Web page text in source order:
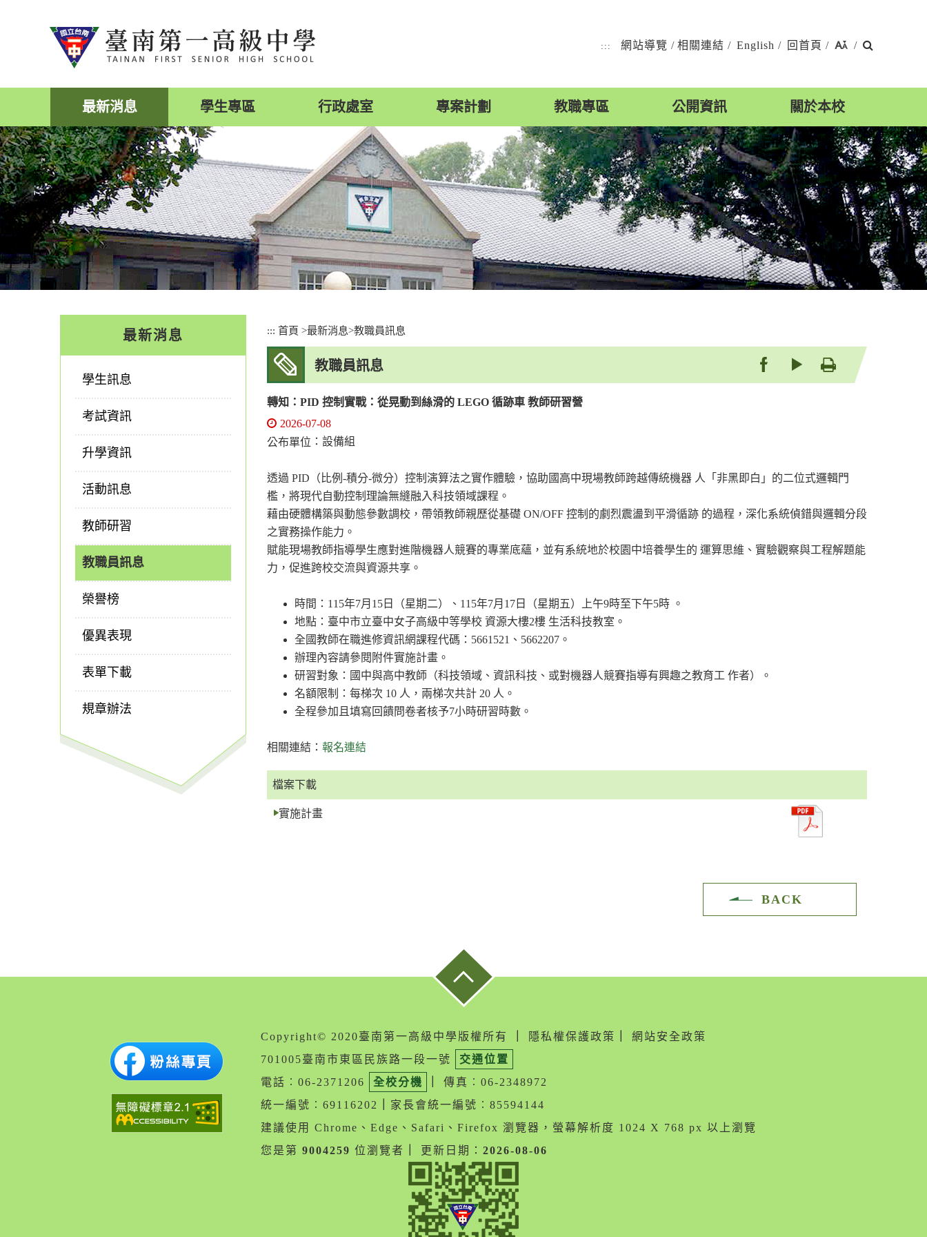
::: 網站導覽 / 相關連結 / English / 回首頁 / /
最新消息 學生專區 行政處室 專案計劃 教職專區 公開資訊 關於本校
:::
最新消息
學生訊息
考試資訊
升學資訊
活動訊息
教師研習
教職員訊息
榮譽榜
優異表現
表單下載
規章辦法
::: 首頁 >最新消息>教職員訊息
教職員訊息
轉知：PID 控制實戰：從晃動到絲滑的 LEGO 循跡車 教師研習營
2026-07-08
公布單位 ：設備組
透過 PID（比例-積分-微分）控制演算法之實作體驗，協助國高中現場教師跨越傳統機器 人「非黑即白」的二位式邏輯門
檻，將現代自動控制理論無縫融入科技領域課程。
藉由硬體構築與動態參數調校，帶領教師親歷從基礎 ON/OFF 控制的劇烈震盪到平滑循跡 的過程，深化系統偵錯與邏輯分段
之實務操作能力。
賦能現場教師指導學生應對進階機器人競賽的專業底蘊，並有系統地於校園中培養學生的 運算思維、實驗觀察與工程解題能
力，促進跨校交流與資源共享。
時間：115年7月15日（星期二）、115年7月17日（星期五）上午9時至下午5時 。
地點：臺中市立臺中女子高級中等學校 資源大樓2樓 生活科技教室。
全國教師在職進修資訊網課程代碼：5661521、5662207。
辦理內容請參閱附件實施計畫。
研習對象：國中與高中教師（科技領域、資訊科技、或對機器人競賽指導有興趣之教育工 作者）。
名額限制：每梯次 10 人，兩梯次共計 20 人。
全程參加且填寫回饋問卷者核予7小時研習時數。
相關連結： 報名連結
檔案下載
實施計畫
BACK
Copyright© 2020臺南第一高級中學版權所有 隱私權保護政策
網站安全政策
701005臺南市東區民族路一段一號
交通位置
電話︰06-2371206
全校分機
傳真︰06-2348972
統一編號︰69116202
家長會統一編號︰85594144
建議使用 Chrome、Edge、Safari、Firefox 瀏覽器，螢幕解析度 1024 X 768 px 以上瀏覽
您是第 9004259 位瀏覽者 更新日期： 2026-08-06